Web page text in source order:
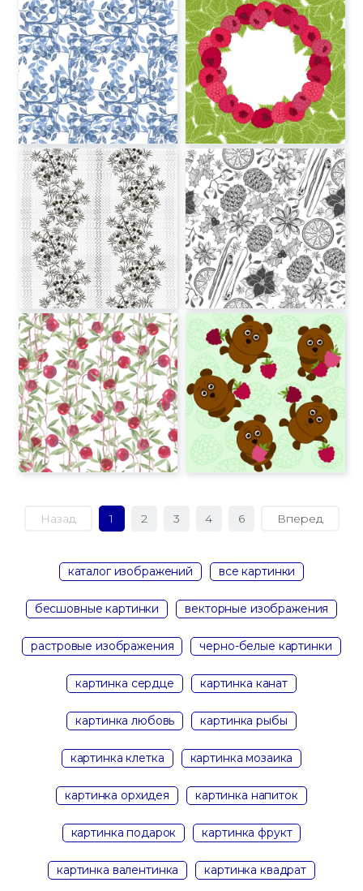
Назад 1 2 3 4 6 Вперед
каталог изображений все картинки
бесшовные картинки векторные изображения
растровые изображения черно-белые картинки
картинка сердце картинка канат
картинка любовь картинка рыбы
картинка клетка картинка мозаика
картинка орхидея картинка напиток
картинка подарок картинка фрукт
картинка валентинка картинка квадрат